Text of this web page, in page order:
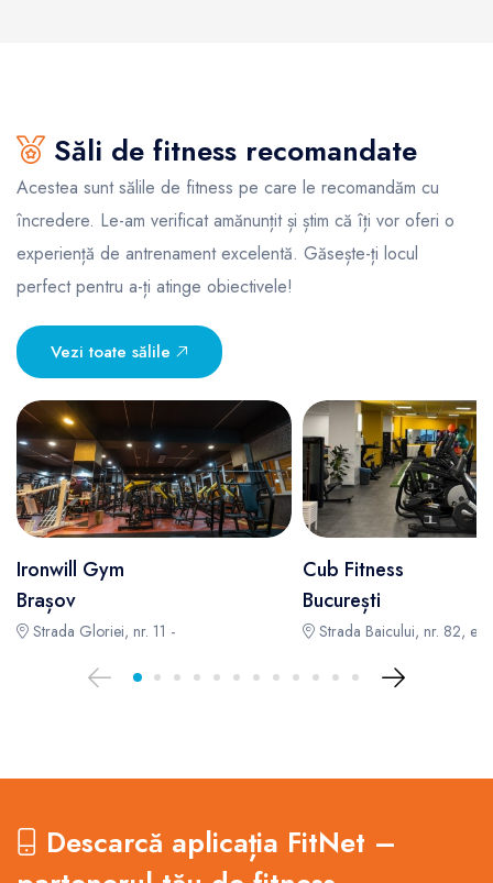
Săli de fitness recomandate
Acestea sunt sălile de fitness pe care le recomandăm cu
încredere. Le-am verificat amănunțit și știm că îți vor oferi o
experiență de antrenament excelentă. Găsește-ți locul
perfect pentru a-ți atinge obiectivele!
Vezi toate sălile
Ironwill Gym
Brașov
Strada Gloriei, nr. 11 -
Cub Fitness
București
Strada Baicului, nr. 82,
Descarcă aplicația FitNet –